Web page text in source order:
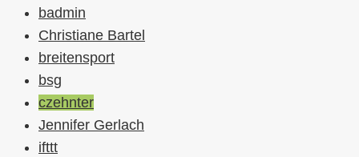
badmin
Christiane Bartel
breitensport
bsg
czehnter
Jennifer Gerlach
ifttt